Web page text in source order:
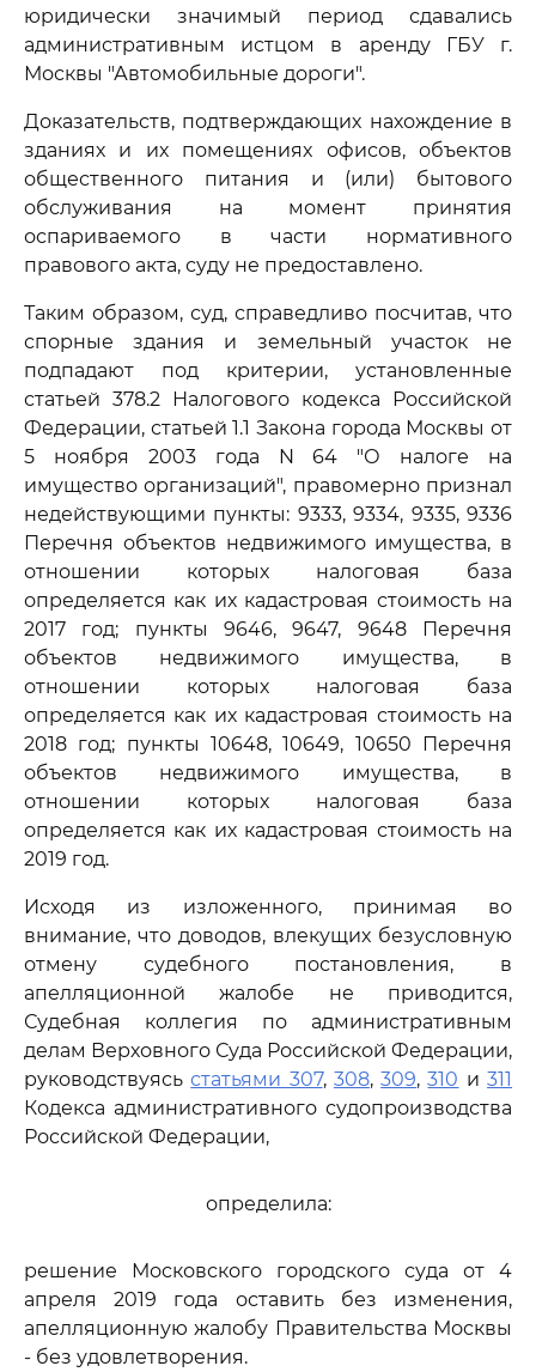
юридически значимый период сдавались
административным истцом в аренду ГБУ г.
Москвы "Автомобильные дороги".
Доказательств, подтверждающих нахождение в
зданиях и их помещениях офисов, объектов
общественного питания и (или) бытового
обслуживания на момент принятия
оспариваемого в части нормативного
правового акта, суду не предоставлено.
Таким образом, суд, справедливо посчитав, что
спорные здания и земельный участок не
подпадают под критерии, установленные
статьей 378.2 Налогового кодекса Российской
Федерации, статьей 1.1 Закона города Москвы от
5 ноября 2003 года N 64 "О налоге на
имущество организаций", правомерно признал
недействующими пункты: 9333, 9334, 9335, 9336
Перечня объектов недвижимого имущества, в
отношении которых налоговая база
определяется как их кадастровая стоимость на
2017 год; пункты 9646, 9647, 9648 Перечня
объектов недвижимого имущества, в
отношении которых налоговая база
определяется как их кадастровая стоимость на
2018 год; пункты 10648, 10649, 10650 Перечня
объектов недвижимого имущества, в
отношении которых налоговая база
определяется как их кадастровая стоимость на
2019 год.
Исходя из изложенного, принимая во
внимание, что доводов, влекущих безусловную
отмену судебного постановления, в
апелляционной жалобе не приводится,
Судебная коллегия по административным
делам Верховного Суда Российской Федерации,
руководствуясьстатьями 307, 308,309,310 и311
Кодекса административного судопроизводства
Российской Федерации,
определила:
решение Московского городского суда от 4
апреля 2019 года оставить без изменения,
апелляционную жалобу Правительства Москвы
- без удовлетворения.